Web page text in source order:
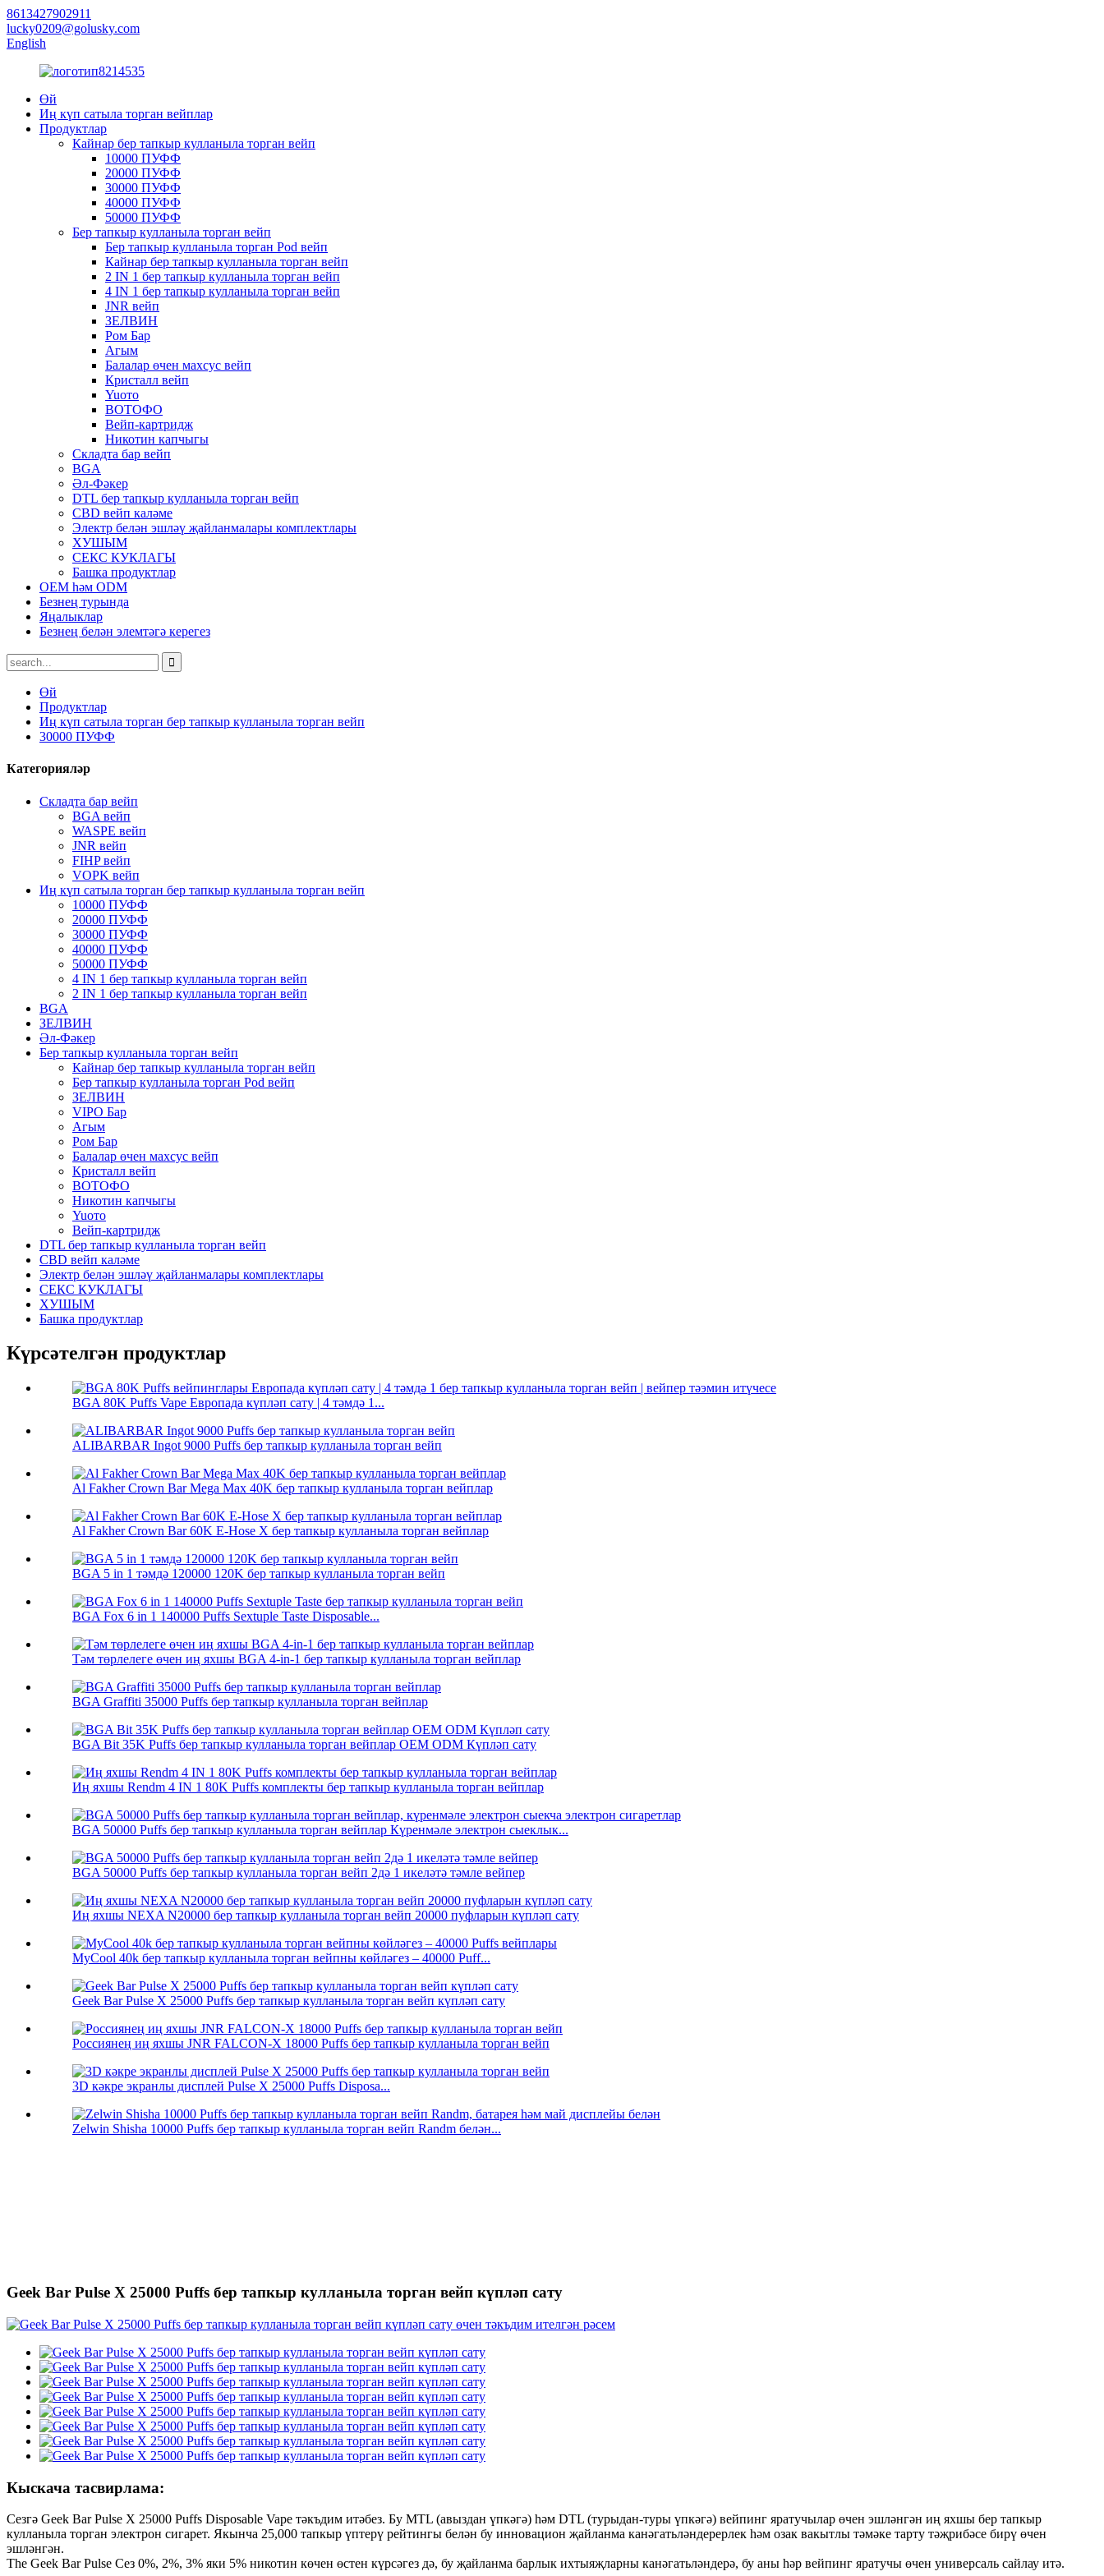
8613427902911
lucky0209@golusky.com
English
Өй
Иң күп сатыла торган вейплар
Продуктлар
Кайнар бер тапкыр кулланыла торган вейп
10000 ПУФФ
20000 ПУФФ
30000 ПУФФ
40000 ПУФФ
50000 ПУФФ
Бер тапкыр кулланыла торган вейп
Бер тапкыр кулланыла торган Pod вейп
Кайнар бер тапкыр кулланыла торган вейп
2 IN 1 бер тапкыр кулланыла торган вейп
4 IN 1 бер тапкыр кулланыла торган вейп
JNR вейп
ЗЕЛВИН
Ром Бар
Агым
Балалар өчен махсус вейп
Кристалл вейп
Yuото
ВОТОФО
Вейп-картридж
Никотин капчыгы
Складта бар вейп
BGA
Әл-Фәкер
DTL бер тапкыр кулланыла торган вейп
CBD вейп каләме
Электр белән эшләү җайланмалары комплектлары
ХУШЫМ
СЕКС КУКЛАГЫ
Башка продуктлар
OEM һәм ODM
Безнең турында
Яңалыклар
Безнең белән элемтәгә керегез
Өй
Продуктлар
Иң күп сатыла торган бер тапкыр кулланыла торган вейп
30000 ПУФФ
Категорияләр
Складта бар вейп
BGA вейп
WASPE вейп
JNR вейп
FIHP вейп
VOPK вейп
Иң күп сатыла торган бер тапкыр кулланыла торган вейп
10000 ПУФФ
20000 ПУФФ
30000 ПУФФ
40000 ПУФФ
50000 ПУФФ
4 IN 1 бер тапкыр кулланыла торган вейп
2 IN 1 бер тапкыр кулланыла торган вейп
BGA
ЗЕЛВИН
Әл-Фәкер
Бер тапкыр кулланыла торган вейп
Кайнар бер тапкыр кулланыла торган вейп
Бер тапкыр кулланыла торган Pod вейп
ЗЕЛВИН
VIPO Бар
Агым
Ром Бар
Балалар өчен махсус вейп
Кристалл вейп
ВОТОФО
Никотин капчыгы
Yuото
Вейп-картридж
DTL бер тапкыр кулланыла торган вейп
CBD вейп каләме
Электр белән эшләү җайланмалары комплектлары
СЕКС КУКЛАГЫ
ХУШЫМ
Башка продуктлар
Күрсәтелгән продуктлар
BGA 80K Puffs Vape Европада күпләп сату | 4 тәмдә 1...
ALIBARBAR Ingot 9000 Puffs бер тапкыр кулланыла торган вейп
Al Fakher Crown Bar Mega Max 40K бер тапкыр кулланыла торган вейплар
Al Fakher Crown Bar 60K E-Hose X бер тапкыр кулланыла торган вейплар
BGA 5 in 1 тәмдә 120000 120K бер тапкыр кулланыла торган вейп
BGA Fox 6 in 1 140000 Puffs Sextuple Taste Disposable...
Тәм төрлелеге өчен иң яхшы BGA 4-in-1 бер тапкыр кулланыла торган вейплар
BGA Graffiti 35000 Puffs бер тапкыр кулланыла торган вейплар
BGA Bit 35K Puffs бер тапкыр кулланыла торган вейплар OEM ODM Күпләп сату
Иң яхшы Rendm 4 IN 1 80K Puffs комплекты бер тапкыр кулланыла торган вейплар
BGA 50000 Puffs бер тапкыр кулланыла торган вейплар Күренмәле электрон сыеклык...
BGA 50000 Puffs бер тапкыр кулланыла торган вейп 2дә 1 икеләтә тәмле вейпер
Иң яхшы NEXA N20000 бер тапкыр кулланыла торган вейп 20000 пуфларын күпләп сату
MyCool 40k бер тапкыр кулланыла торган вейпны көйләгез – 40000 Puff...
Geek Bar Pulse X 25000 Puffs бер тапкыр кулланыла торган вейп күпләп сату
Россиянең иң яхшы JNR FALCON-X 18000 Puffs бер тапкыр кулланыла торган вейп
3D кәкре экранлы дисплей Pulse X 25000 Puffs Disposa...
Zelwin Shisha 10000 Puffs бер тапкыр кулланыла торган вейп Randm белән...
Geek Bar Pulse X 25000 Puffs бер тапкыр кулланыла торган вейп күпләп сату
Кыскача тасвирлама:
Сезгә Geek Bar Pulse X 25000 Puffs Disposable Vape тәкъдим итәбез. Бу MTL (авыздан үпкәгә) һәм DTL (турыдан-туры үпкәгә) вейпинг яратучылар өчен эшләнгән иң яхшы бер тапкыр
кулланыла торган электрон сигарет. Якынча 25,000 тапкыр үптерү рейтингы белән бу инновацион җайланма канәгатьләндерерлек һәм озак вакытлы тәмәке тарту тәҗрибәсе бирү өчен
эшләнгән.
The Geek Bar Pulse Сез 0%, 2%, 3% яки 5% никотин көчен өстен күрсәгез дә, бу җайланма барлык ихтыяҗларны канәгатьләндерә, бу аны һәр вейпинг яратучы өчен универсаль сайлау итә.